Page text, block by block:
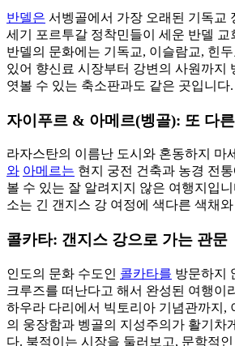
반델은 서벵골에서 가장 오래된 기독교
세기 포르투갈 정착민들이 세운 반델 교
반델의 문화에는 기독교, 이슬람교, 힌
있어 향신료 시장부터 강변의 사원까지
엿볼 수 있는 축소판과도 같은 곳입니다.
자이푸르 & 아메르(벵골): 또 다
라자스탄의 이름난 도시와 혼동하지 마
와 아메르는 현지 궁전 건축과 농경 전
볼 수 있는 잘 알려지지 않은 여행지입
소는 긴 갠지스 강 여정에 색다른 색채
콜카타: 갠지스 강으로 가는 관문
인도의 문화 수도인 콜카타를 방문하지
크루즈를 떠난다고 해서 완성된 여행이
하우라 다리에서 빅토리아 기념관까지,
의 웅장함과 벵골의 지성주의가 활기차
다. 북적이는 시장을 둘러보고, 문학적